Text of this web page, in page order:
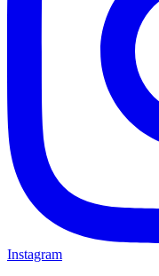
Instagram